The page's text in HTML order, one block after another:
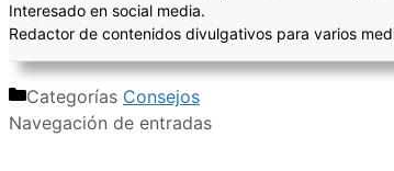
Interesado en social media.
Redactor de contenidos divulgativos para varios
Categorías Consejos
Navegación de entradas